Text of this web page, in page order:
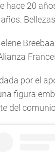
hace 20
por el
figura
del